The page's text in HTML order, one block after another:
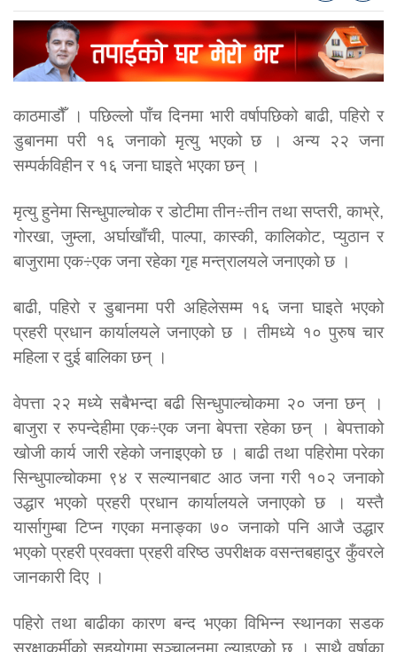
काठमाडौँ । पछिल्लो पाँच दिनमा भारी वर्षापछिको बाढी, पहिरो र
डुबानमा परी १६ जनाको मृत्यु भएको छ । अन्य २२ जना
सम्पर्कविहीन र १६ जना घाइते भएका छन् ।
मृत्यु हुनेमा सिन्धुपाल्चोक र डोटीमा तीन÷तीन तथा सप्तरी, काभ्रे,
गोरखा, जुम्ला, अर्घाखाँची, पाल्पा, कास्की, कालिकोट, प्युठान र
बाजुरामा एक÷एक जना रहेका गृह मन्त्रालयले जनाएको छ ।
बाढी, पहिरो र डुबानमा परी अहिलेसम्म १६ जना घाइते भएको
प्रहरी प्रधान कार्यालयले जनाएको छ । तीमध्ये १० पुरुष चार
महिला र दुई बालिका छन् ।
वेपत्ता २२ मध्ये सबैभन्दा बढी सिन्धुपाल्चोकमा २० जना छन् ।
बाजुरा र रुपन्देहीमा एक÷एक जना बेपत्ता रहेका छन् । बेपत्ताको
खोजी कार्य जारी रहेको जनाइएको छ । बाढी तथा पहिरोमा परेका
सिन्धुपाल्चोकमा ९४ र सल्यानबाट आठ जना गरी १०२ जनाको
उद्धार भएको प्रहरी प्रधान कार्यालयले जनाएको छ । यस्तै
यार्सागुम्बा टिप्न गएका मनाङ्का ७० जनाको पनि आजै उद्धार
भएको प्रहरी प्रवक्ता प्रहरी वरिष्ठ उपरीक्षक वसन्तबहादुर कुँवरले
जानकारी दिए ।
पहिरो तथा बाढीका कारण बन्द भएका विभिन्न स्थानका सडक
सुरक्षाकर्मीको सहयोगमा सञ्चालनमा ल्याइएको छ । साथै वर्षाका